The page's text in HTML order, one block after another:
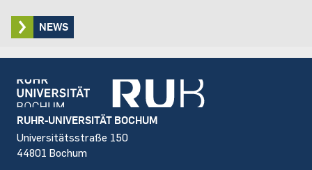
NEWS
Footer
RUHR-UNIVERSITÄT BOCHUM
Universitätsstraße 150
44801 Bochum